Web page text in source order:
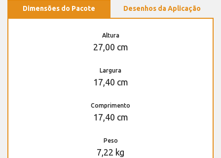
Dimensões do Pacote Desenhos da Aplicação
Altura
27,00 cm
Largura
17,40 cm
Comprimento
17,40 cm
Peso
7,22 kg